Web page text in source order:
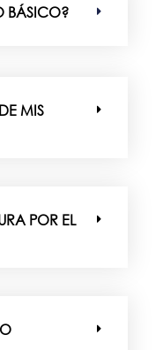
BÁSICO?
MIS
POR EL